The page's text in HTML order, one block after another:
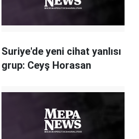
Suriye'de yeni cihat yanlısı
grup: Ceyş Horasan